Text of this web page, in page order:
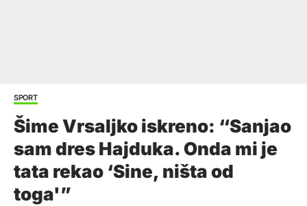
SPORT
Šime Vrsaljko iskreno: “Sanjao
sam dres Hajduka. Onda mi je
tata rekao ‘Sine, ništa od
toga'”